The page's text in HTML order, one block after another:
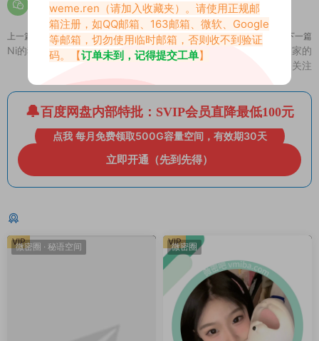
上一篇
Ni的猫猫微密圈专属入圈作品合集
下一篇
为什么瑜七微密圈资源备受大家的
关注
百度网盘内部特批：SVIP会员直降最低100元
点我 每月免费领取500G容量空间，有效期30天
立即开通（先到先得）
微密圈 · 秘语空间
VIP 微密圈
VIP
weme.ren （请加入收藏夹）。请使用正规邮
箱注册，如QQ邮箱、163邮箱、微软、Google
等邮箱，切勿使用临时邮箱，否则收不到验证
码。【订单未到，记得提交工单】